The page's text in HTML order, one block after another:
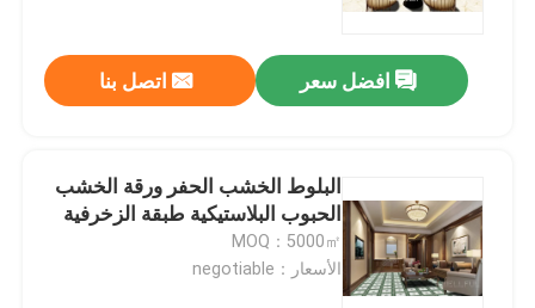
افضل سعر اتصل بنا
البلوط الخشب الحفر ورقة الخشب
الحبوب البلاستيكية طبقة الزخرفية
MOQ：5000㎡
الأسعار：negotiable